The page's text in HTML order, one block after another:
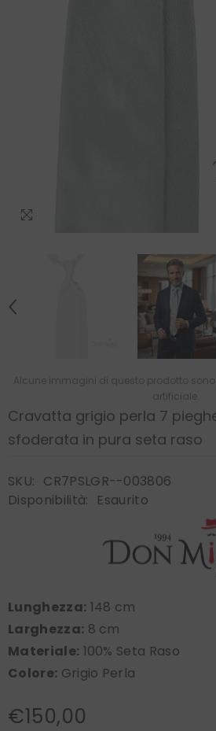
Alcune immagini di questo prodotto
artificiale.
Cravatta grigio perla 7 pieghe
sfoderata in pura seta raso
SKU: CR7PSLGR--003806
Disponibilità:
Esaurito
Lunghezza: 148 cm
Larghezza: 8 cm
Materiale: 100% Seta Raso
Colore: Grigio Perla
€150,00